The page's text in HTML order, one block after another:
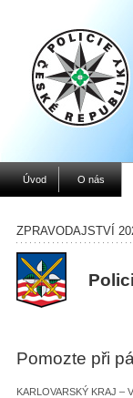
Úvod O nás
ZPRAVODAJSTVÍ
Pomozte při
KARLOVARSKÝ KRAJ –